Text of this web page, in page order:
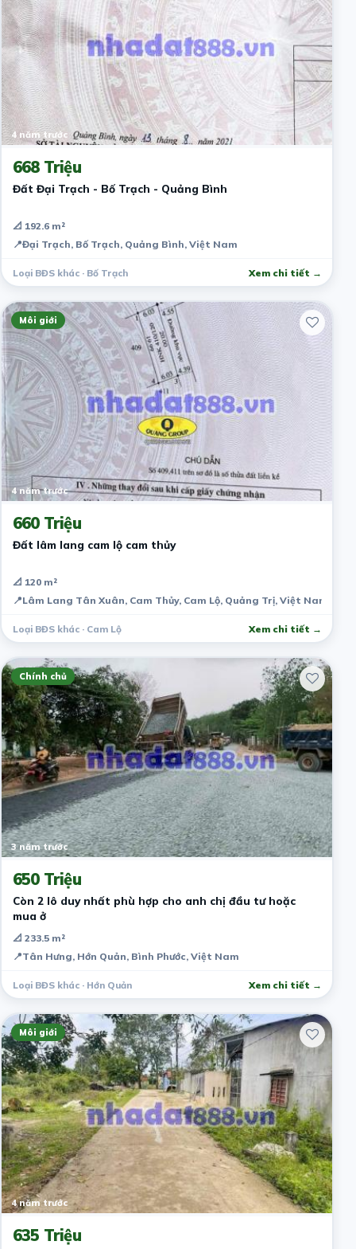
4 năm trước
668 Triệu
Đất Đại Trạch - Bố Trạch - Quảng Bình
📐 192.6 m²
📍Đại Trạch, Bố Trạch, Quảng Bình, Việt Nam
Loại BĐS khác · Bố Trạch Xem chi tiết →
Môi giới
4 năm trước
660 Triệu
Đất lâm lang cam lộ cam thủy
📐 120 m²
📍Lâm Lang Tân Xuân, Cam Thủy, Cam Lộ, Quảng Trị, Việt Nam
Loại BĐS khác · Cam Lộ Xem chi tiết →
Chính chủ
3 năm trước
650 Triệu
Còn 2 lô duy nhất phù hợp cho anh chị đầu tư hoặc
mua ở
📐 233.5 m²
📍Tân Hưng, Hớn Quản, Bình Phước, Việt Nam
Loại BĐS khác · Hớn Quản Xem chi tiết →
Môi giới
4 năm trước
635 Triệu